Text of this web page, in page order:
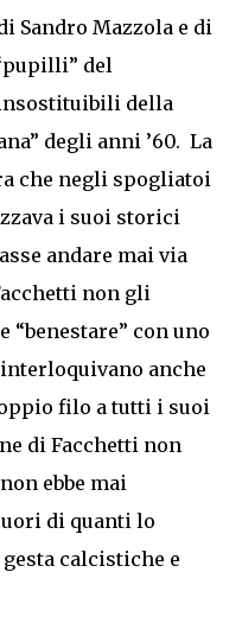
Sandro Mazzola e di
del
della
degli anni ’60. La
che negli spogliatoi
i suoi storici
andare mai via
non gli
“benestare” con uno
anche
filo a tutti i suoi
di Facchetti non
ebbe mai
di quanti lo
calcistiche e